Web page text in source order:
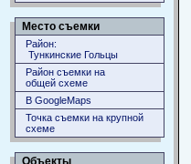
Место съемки
Район:
Тункинские Гольцы
Район съемки на
общей схеме
В GoogleMaps
Точка съемки на крупной
схеме
Объекты